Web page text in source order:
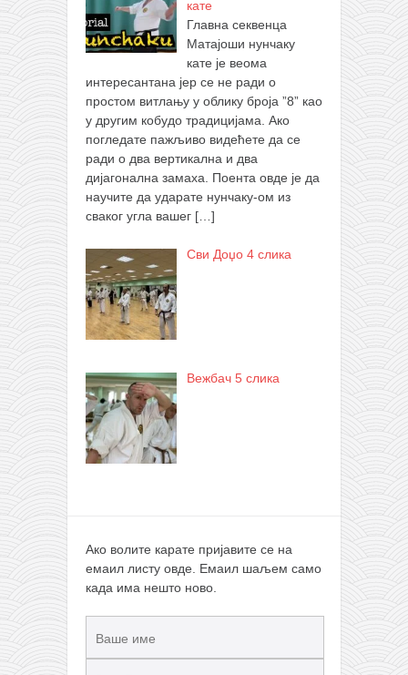
кате
Главна секвенца
Матајоши нунчаку
кате је веома
интересантана јер се не ради о
простом витлању у облику броја ”8” као
у другим кобудо традицијама. Ако
погледате пажљиво видећете да се
ради о два вертикална и два
дијагонална замаха. Поента овде је да
научите да ударате нунчаку-ом из
сваког угла вашег […]
Сви Доџо 4 слика
Вежбач 5 слика
Ако волите карате пријавите се на
емаил листу овде. Емаил шаљем само
када има нешто ново.